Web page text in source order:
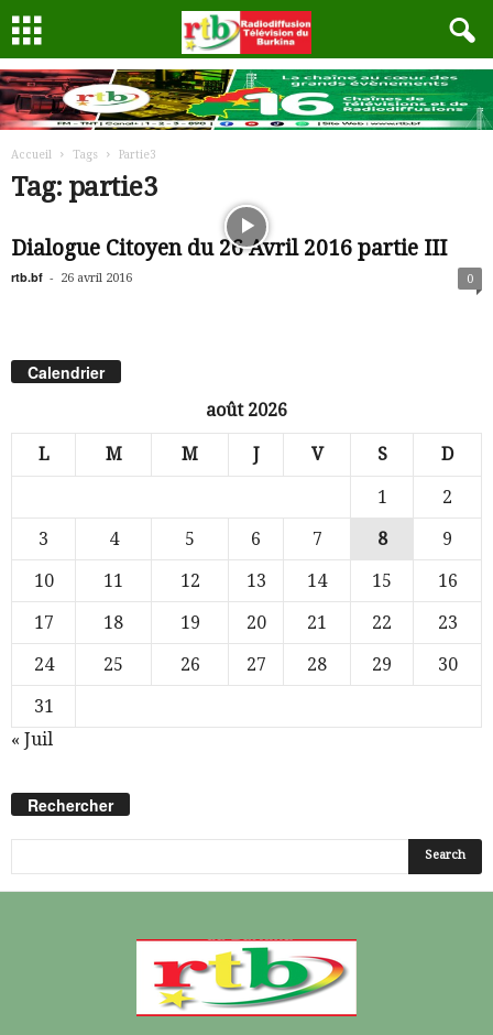
Accueil Tags Partie3
Tag: partie3
Dialogue Citoyen du 26 Avril 2016 partie III
rtb.bf - 26 avril 2016 0
Calendrier
août 2026
L M M J V S D
1
2
3
4 5 6 7 8
9
10
11 12 13 14 15
16
17
18 19 20 21 22
23
24
25 26 27 28 29
30
31
« Juil
Rechercher